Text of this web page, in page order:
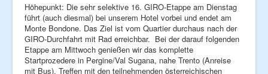
Höhepunkt: Die sehr selektive 16. GIRO-Etappe am Dienstag
führt (auch diesmal) bei unserem Hotel vorbei und endet am
Monte Bondone. Das Ziel ist vom Quartier durchaus nach der
GIRO-Durchfahrt mit Rad erreichbar. Bei der darauf folgenden
Etappe am Mittwoch genießen wir das komplette
Startprozedere in Pergine/Val Sugana, nahe Trento (Anreise
mit Bus). Treffen mit den teilnehmenden österreichischen